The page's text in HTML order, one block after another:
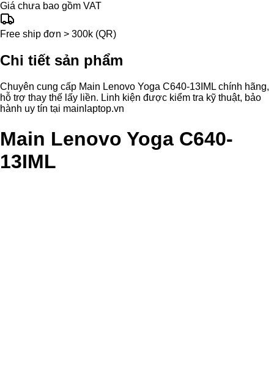
Giá chưa bao gồm VAT
Free ship đơn > 300k (QR)
Chi tiết sản phẩm
Chuyên cung cấp Main Lenovo Yoga C640-13IML chính hãng,
hỗ trợ thay thế lấy liền. Linh kiện được kiểm tra kỹ thuật, bảo
hành uy tín tại mainlaptop.vn
Main Lenovo Yoga C640-
13IML